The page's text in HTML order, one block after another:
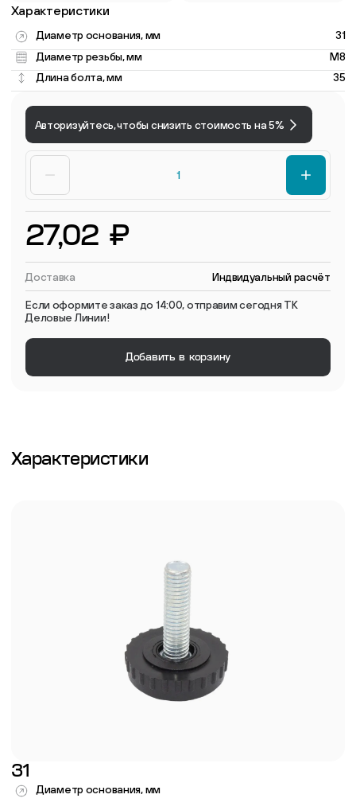
Характеристики
Диаметр основания, мм
31
Диаметр резьбы, мм
M8
Длина болта, мм
35
Авторизуйтесь, чтобы снизить стоимость на 5%
27,02 ₽
Доставка Индвидуальный расчёт
Если оформите заказ до 14:00, отправим сегодня ТК
Деловые Линии!
Добавить в корзину
Характеристики
31
Диаметр основания, мм